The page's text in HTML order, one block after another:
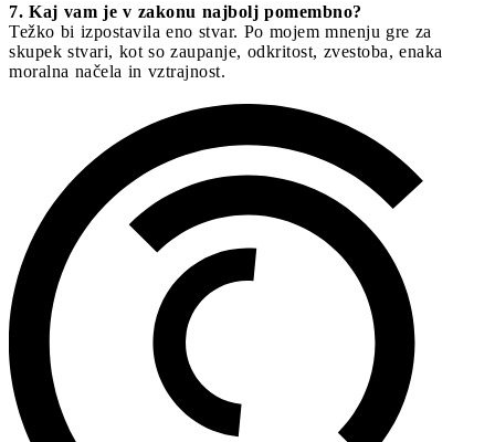
7. Kaj vam je v zakonu najbolj pomembno?
Težko bi izpostavila eno stvar. Po mojem mnenju gre za
skupek stvari, kot so zaupanje, odkritost, zvestoba, enaka
moralna načela in vztrajnost.